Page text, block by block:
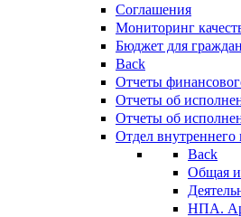
Соглашения
Мониторинг
Бюджет для граждан
Back
Отчеты
Отчеты об
Отчеты об
Отдел
Back
Общая
НПА.